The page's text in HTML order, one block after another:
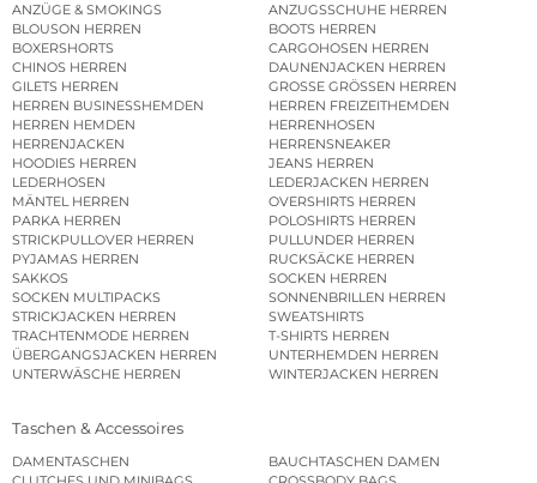
ANZÜGE & SMOKINGS
ANZUGSSCHUHE HERREN
BLOUSON HERREN
BOOTS HERREN
BOXERSHORTS
CARGOHOSEN HERREN
CHINOS HERREN
DAUNENJACKEN HERREN
GILETS HERREN
GROSSE GRÖSSEN HERREN
HERREN BUSINESSHEMDEN
HERREN FREIZEITHEMDEN
HERREN HEMDEN
HERRENHOSEN
HERRENJACKEN
HERRENSNEAKER
HOODIES HERREN
JEANS HERREN
LEDERHOSEN
LEDERJACKEN HERREN
MÄNTEL HERREN
OVERSHIRTS HERREN
PARKA HERREN
POLOSHIRTS HERREN
STRICKPULLOVER HERREN
PULLUNDER HERREN
PYJAMAS HERREN
RUCKSÄCKE HERREN
SAKKOS
SOCKEN HERREN
SOCKEN MULTIPACKS
SONNENBRILLEN HERREN
STRICKJACKEN HERREN
SWEATSHIRTS
TRACHTENMODE HERREN
T-SHIRTS HERREN
ÜBERGANGSJACKEN HERREN
UNTERHEMDEN HERREN
UNTERWÄSCHE HERREN
WINTERJACKEN HERREN
Taschen & Accessoires
DAMENTASCHEN
BAUCHTASCHEN DAMEN